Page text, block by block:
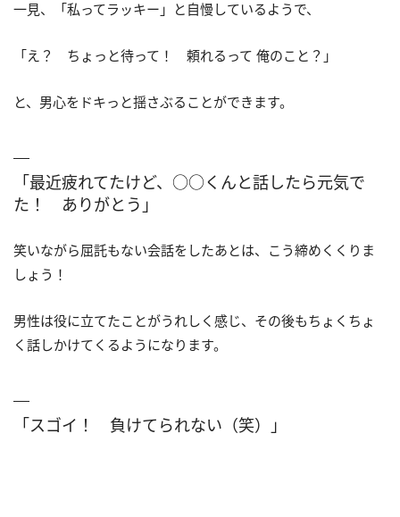
一見、「私ってラッキー」と自慢しているようで、
「え？ ちょっと待って！ 頼れるって 俺のこと？」
と、男心をドキっと揺さぶることができます。
「最近疲れてたけど、○○くんと話したら元気で
た！ ありがとう」
笑いながら屈託もない会話をしたあとは、こう締めくくりま
しょう！
男性は役に立てたことがうれしく感じ、その後もちょくちょ
く話しかけてくるようになります。
「スゴイ！ 負けてられない（笑）」